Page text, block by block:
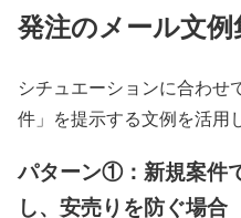
発注のメール文例
シチュエーションに合わせ
件」を提示する文例を活用
パターン①：新規案件
し、安売りを防ぐ場合